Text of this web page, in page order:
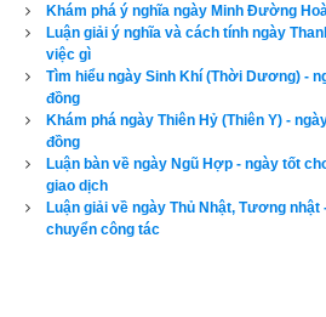
Nhật Kê), sao Tất - 畢月烏 (Tất
(Chủy Hỏa Hầu),
Tỉnh - 井木犴 (Tỉnh Mộc Hãn), sao
Dương),
sao Liễu - 柳土獐 (Liễu
星日馬
Lộc), sao Dực - 翼火蛇 (Dực Hỏa
(Chẩn Thủy Dẫn)
Khám phá ý nghĩa ngày Minh Đường
Luận giải ý nghĩa và cách tính ngày
việc gì
Tìm hiểu ngày Sinh Khí (Thời Dương) -
đồng
Khám phá ngày Thiên Hỷ (Thiên Y) -
đồng
Luận bàn về ngày Ngũ Hợp - ngày tốt
giao dịch
Luận giải về ngày Thủ Nhật, Tương
chuyển công tác